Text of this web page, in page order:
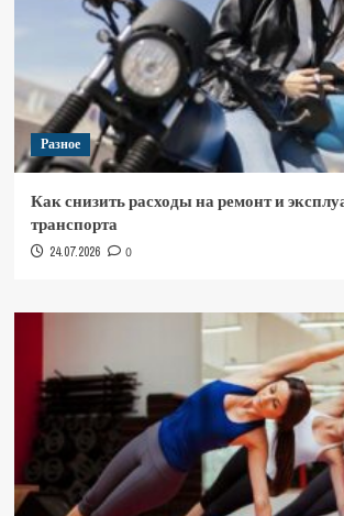
Разное
Как снизить расходы на ремонт и
транспорта
24.07.2026 0